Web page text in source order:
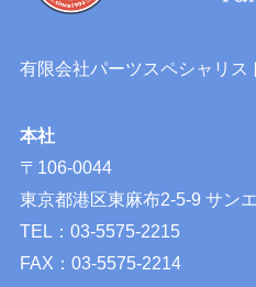
有限会社パーツスペシャリス
本社
〒106-0044
東京都港区東麻布2-5-9 サン
TEL：03-5575-2215
FAX：03-5575-2214